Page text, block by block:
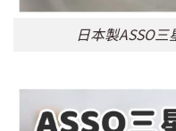
日本製ASSO